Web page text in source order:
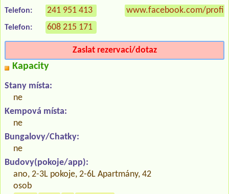
Telefon: 241 951 413
Telefon: 608 215 171
www.facebook.com/
Zaslat rezervaci/dotaz
Kapacity
Stany místa:
ne
Kempová místa:
ne
Bungalovy/Chatky:
ne
Budovy(pokoje/app):
ano, 2-3L pokoje, 2-6L Apartmány, 42
osob